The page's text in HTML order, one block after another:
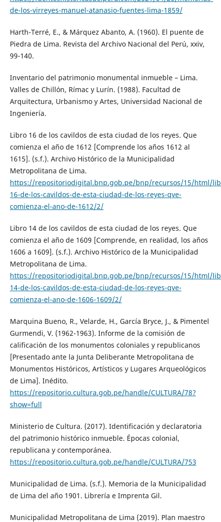
de-los-virreyes-manuel-atanasio-fuentes-lima-1859/
Harth-Terré, E., & Márquez Abanto, A. (1960). El puente de
Piedra de Lima. Revista del Archivo Nacional del Perú, xxiv,
99-140.
Inventario del patrimonio monumental inmueble – Lima.
Valles de Chillón, Rímac y Lurín. (1988). Facultad de
Arquitectura, Urbanismo y Artes, Universidad Nacional de
Ingeniería.
Libro 16 de los cavildos de esta ciudad de los reyes. Que
comienza el año de 1612 [Comprende los años 1612 al
1615]. (s.f.). Archivo Histórico de la Municipalidad
Metropolitana de Lima.
https://repositoriodigital.bnp.gob.pe/bnp/recursos/15/html/
16-de-los-cavildos-de-esta-ciudad-de-los-reyes-qve-
comienza-el-ano-de-1612/2/
Libro 14 de los cavildos de esta ciudad de los reyes. Que
comienza el año de 1609 [Comprende, en realidad, los años
1606 a 1609]. (s.f.). Archivo Histórico de la Municipalidad
Metropolitana de Lima.
https://repositoriodigital.bnp.gob.pe/bnp/recursos/15/html/
14-de-los-cavildos-de-esta-ciudad-de-los-reyes-qve-
comienza-el-ano-de-1606-1609/2/
Marquina Bueno, R., Velarde, H., García Bryce, J., & Pimentel
Gurmendi, V. (1962-1963). Informe de la comisión de
calificación de los monumentos coloniales y republicanos
[Presentado ante la Junta Deliberante Metropolitana de
Monumentos Históricos, Artísticos y Lugares Arqueológicos
de Lima]. Inédito.
https://repositorio.cultura.gob.pe/handle/CULTURA/78?
show=full
Ministerio de Cultura. (2017). Identificación y declaratoria
del patrimonio histórico inmueble. Épocas colonial,
republicana y contemporánea.
https://repositorio.cultura.gob.pe/handle/CULTURA/753
Municipalidad de Lima. (s.f.). Memoria de la Municipalidad
de Lima del año 1901. Librería e Imprenta Gil.
Municipalidad Metropolitana de Lima (2019). Plan maestro